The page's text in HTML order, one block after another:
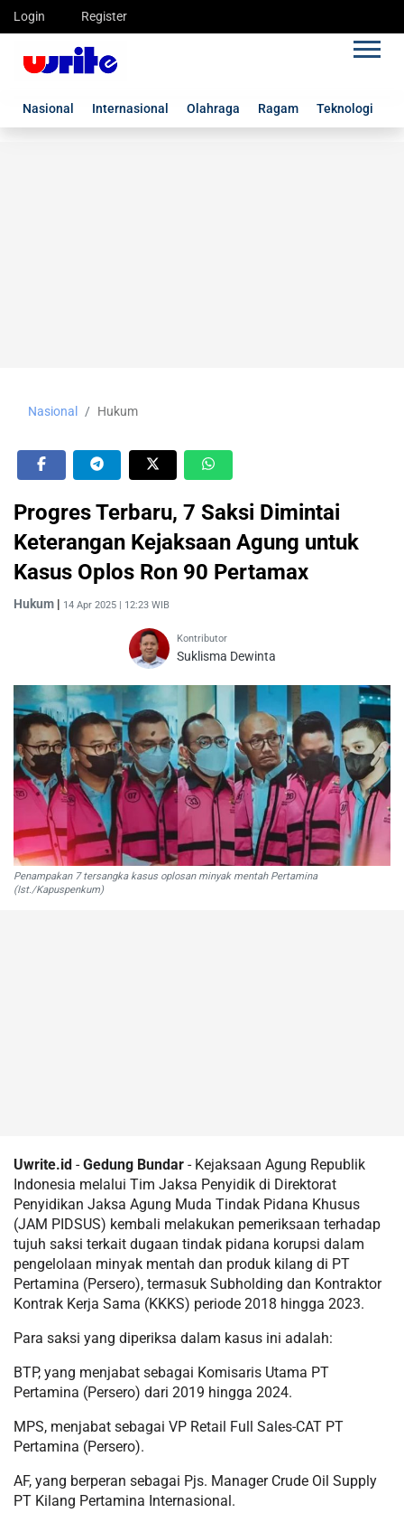
Login Register
Nasional Internasional Olahraga Ragam Teknologi
Nasional Hukum
Progres Terbaru, 7 Saksi Dimintai
Keterangan Kejaksaan Agung untuk
Kasus Oplos Ron 90 Pertamax
Hukum | 14 Apr 2025 | 12:23 WIB
Kontributor
Suklisma Dewinta
Penampakan 7 tersangka kasus oplosan minyak mentah Pertamina
(Ist./Kapuspenkum)
Uwrite.id -Gedung Bundar - Kejaksaan Agung Republik
Indonesia melalui Tim Jaksa Penyidik di Direktorat
Penyidikan Jaksa Agung Muda Tindak Pidana Khusus
(JAM PIDSUS) kembali melakukan pemeriksaan terhadap
tujuh saksi terkait dugaan tindak pidana korupsi dalam
pengelolaan minyak mentah dan produk kilang di PT
Pertamina (Persero), termasuk Subholding dan Kontraktor
Kontrak Kerja Sama (KKKS) periode 2018 hingga 2023.
Para saksi yang diperiksa dalam kasus ini adalah:
BTP, yang menjabat sebagai Komisaris Utama PT
Pertamina (Persero) dari 2019 hingga 2024.
MPS, menjabat sebagai VP Retail Full Sales-CAT PT
Pertamina (Persero).
AF, yang berperan sebagai Pjs. Manager Crude Oil Supply
PT Kilang Pertamina Internasional.